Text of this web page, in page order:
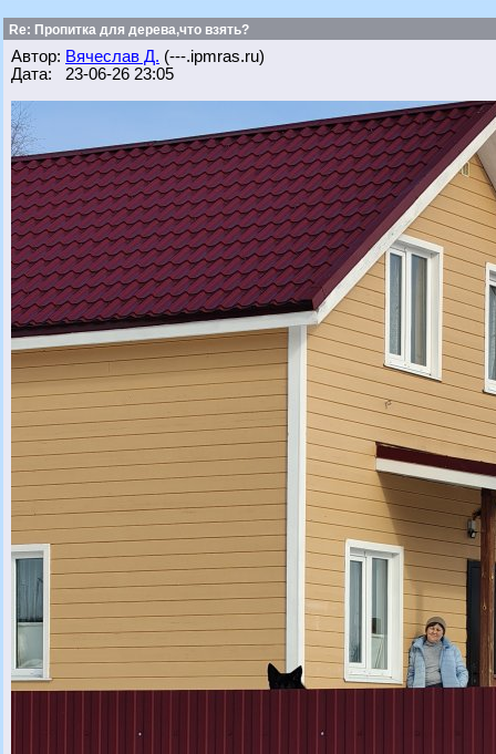
Re: Пропитка для дерева,что взять?
Автор: Вячеслав Д. (---.ipmras.ru)
Дата: 23-06-26 23:05